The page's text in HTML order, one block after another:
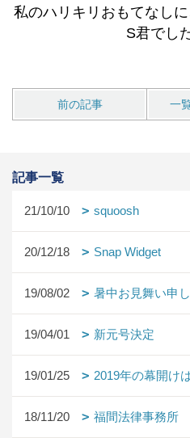
私のハリキリおもてなし
S君でし
前の記事 一
記事一覧
21/10/10 squoosh
20/12/18 Snap Widget
19/08/02 暑中お見舞い申
19/04/01 新元号決定
19/01/25 2019年の幕開け
18/11/20 福間法律事務所